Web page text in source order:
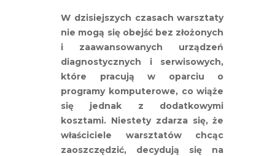
W dzisiejszych czasach warsztaty
nie mogą się obejść bez złożonych
i zaawansowanych urządzeń
diagnostycznych i serwisowych,
które pracują w oparciu o
programy komputerowe, co wiąże
się jednak z dodatkowymi
kosztami. Niestety zdarza się, że
właściciele warsztatów chcąc
zaoszczędzić, decydują się na